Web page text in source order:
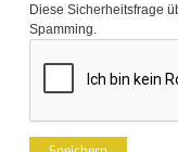
Diese Sicherheitsfrage
Spamming.